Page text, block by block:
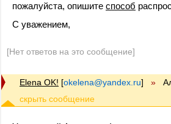
пожалуйста, опишите способ
С уважением,
[Нет ответов на это сообщение]
Elena OK! [okelena@yandex.ru] »